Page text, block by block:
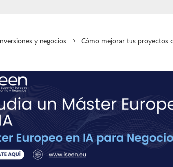
Inversiones y negocios Cómo mejorar tus proyectos